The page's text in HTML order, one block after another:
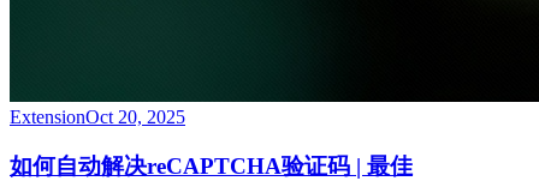
ExtensionOct 20, 2025
如何自动解决reCAPTCHA验证码 | 最佳